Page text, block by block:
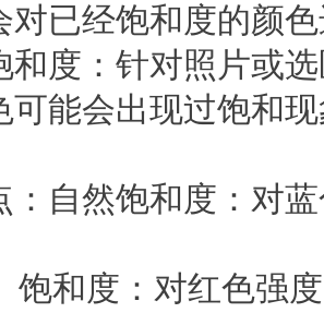
对已经饱和度的颜
和度：针对照片或
可能会出现过饱和
：自然饱和度：对
：对红色强度大